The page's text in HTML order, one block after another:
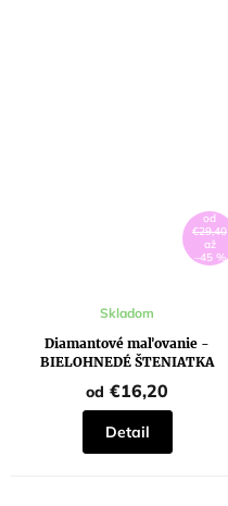
od
€29,40
až
–45 %
Diamantové maľovanie -
BIELOHNEDÉ ŠTENIATKA
Priemerné
produktu
je
5,0
z
5
hviezdičiek.
Skladom
od €16,20
Detail